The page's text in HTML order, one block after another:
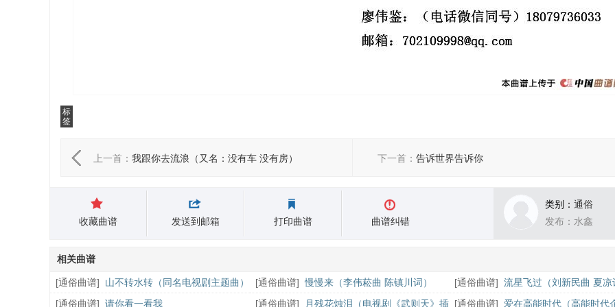
标
签
上一首： 我跟你去流浪（又名：没有车 没有房） 下一首： 告诉世界告诉你
收藏曲谱 发送到邮箱 打印曲谱 曲谱纠错
类别： 通俗
发布：水鑫
相关曲谱
[通俗曲谱] 山不转水转（同名电视剧主题曲） [通俗曲谱] 慢慢来（李伟菘曲 陈镇川词） [通俗曲谱] 流星飞过（刘新民曲 夏凉
[通俗曲谱] 请你看一看我 [通俗曲谱] 月残花烛泪（电视剧《武则天》插 [通俗曲谱] 爱在高能时代（高能时代